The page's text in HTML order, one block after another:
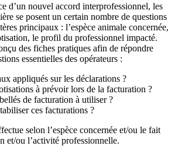
d’un nouvel accord interprofessionnel, les
se posent un certain nombre de questions
principaux : l’espèce animale concernée,
le profil du professionnel impacté.
des fiches pratiques afin de répondre
essentielles des opérateurs :
appliqués sur les déclarations ?
à prévoir lors de la facturation ?
de facturation à utiliser ?
ces facturations ?
selon l’espèce concernée et/ou le fait
et/ou l’activité professionnelle.